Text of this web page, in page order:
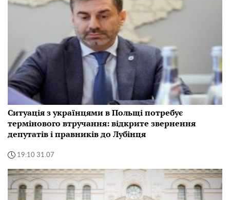
Ситуація з українцями в Польщі потребує
термінового втручання: відкрите звернення
депутатів і правників до Лубінця
19:10 31.07